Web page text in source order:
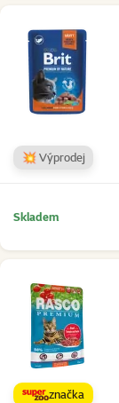
💥 Výprodej
Skladem
značka